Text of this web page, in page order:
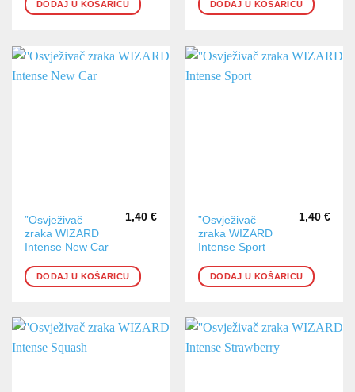
DODAJ U KOŠARICU DODAJ U KOŠARICU
”Osvježivač
zraka WIZARD
Intense New Car
1,40 €
DODAJ U KOŠARICU
”Osvježivač
zraka WIZARD
Intense Sport
1,40 €
DODAJ U KOŠARICU